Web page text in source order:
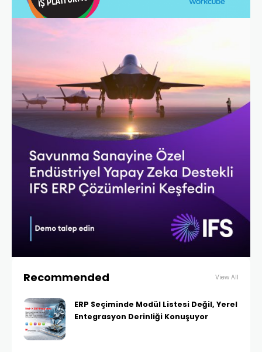
Recommended View All
ERP Seçiminde Modül Listesi Değil, Yerel
Entegrasyon Derinliği Konuşuyor